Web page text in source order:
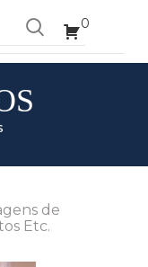
0
de
Etc.